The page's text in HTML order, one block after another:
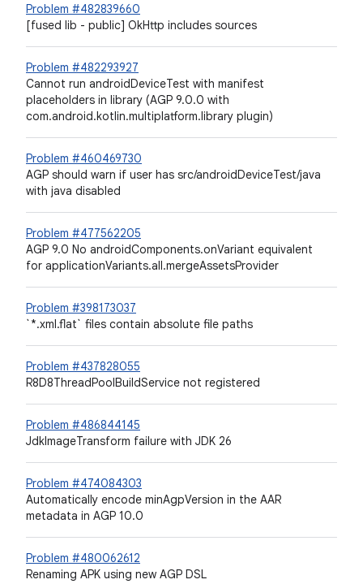
Problem #482839660
[fused lib - public] OkHttp includes sources
Problem #482293927
Cannot run androidDeviceTest with manifest
placeholders in library (AGP 9.0.0 with
com.android.kotlin.multiplatform.library plugin)
Problem #460469730
AGP should warn if user has src/androidDeviceTest/java
with java disabled
Problem #477562205
AGP 9.0 No androidComponents.onVariant equivalent
for applicationVariants.all.mergeAssetsProvider
Problem #398173037
`*.xml.flat` files contain absolute file paths
Problem #437828055
R8D8ThreadPoolBuildService not registered
Problem #486844145
JdkImageTransform failure with JDK 26
Problem #474084303
Automatically encode minAgpVersion in the AAR
metadata in AGP 10.0
Problem #480062612
Renaming APK using new AGP DSL